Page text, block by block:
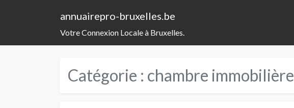
annuairepro-bruxelles.be
Votre Connexion Locale à Bruxelles.
Catégorie : chambre immobilière